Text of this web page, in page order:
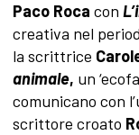
Paco Roca con
creativa nel
la scrittrice
animale, un
comunicano con
scrittore croato